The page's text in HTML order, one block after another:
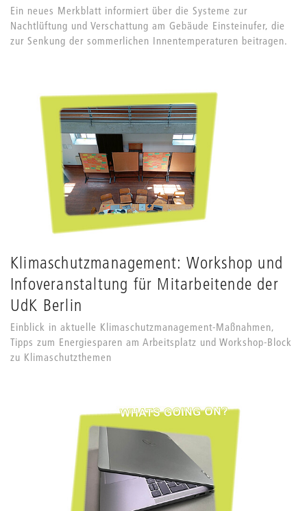
Ein neues Merkblatt informiert über die Systeme zur
Nachtlüftung und Verschattung am Gebäude Einsteinufer, die
zur Senkung der sommerlichen Innentemperaturen beitragen.
Klimaschutzmanagement: Workshop und
Infoveranstaltung für Mitarbeitende der
UdK Berlin
Einblick in aktuelle Klimaschutzmanagement-Maßnahmen,
Tipps zum Energiesparen am Arbeitsplatz und Workshop-Block
zu Klimaschutzthemen